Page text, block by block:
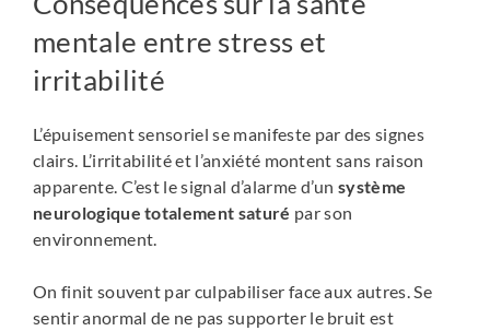
mentale entre stress et
irritabilité
L’épuisement sensoriel se manifeste par des signes
clairs. L’irritabilité et l’anxiété montent sans raison
apparente. C’est le signal d’alarme d’unsystème
neurologique totalement saturé par son
environnement.
On finit souvent par culpabiliser face aux autres. Se
sentir anormal de ne pas supporter le bruit est